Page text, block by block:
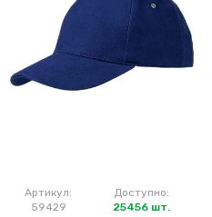
Артикул:
59429
Доступно:
25456 шт.